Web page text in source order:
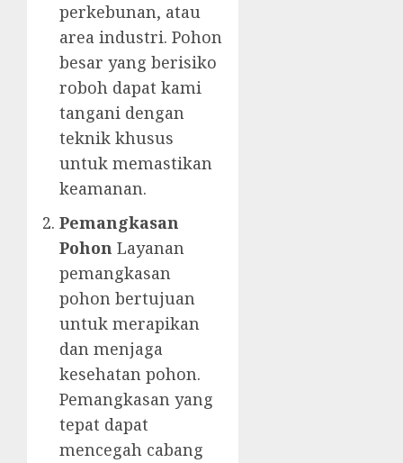
perkebunan, atau
area industri. Pohon
besar yang berisiko
roboh dapat kami
tangani dengan
teknik khusus
untuk memastikan
keamanan.
Pemangkasan
Pohon Layanan
pemangkasan
pohon bertujuan
untuk merapikan
dan menjaga
kesehatan pohon.
Pemangkasan yang
tepat dapat
mencegah cabang